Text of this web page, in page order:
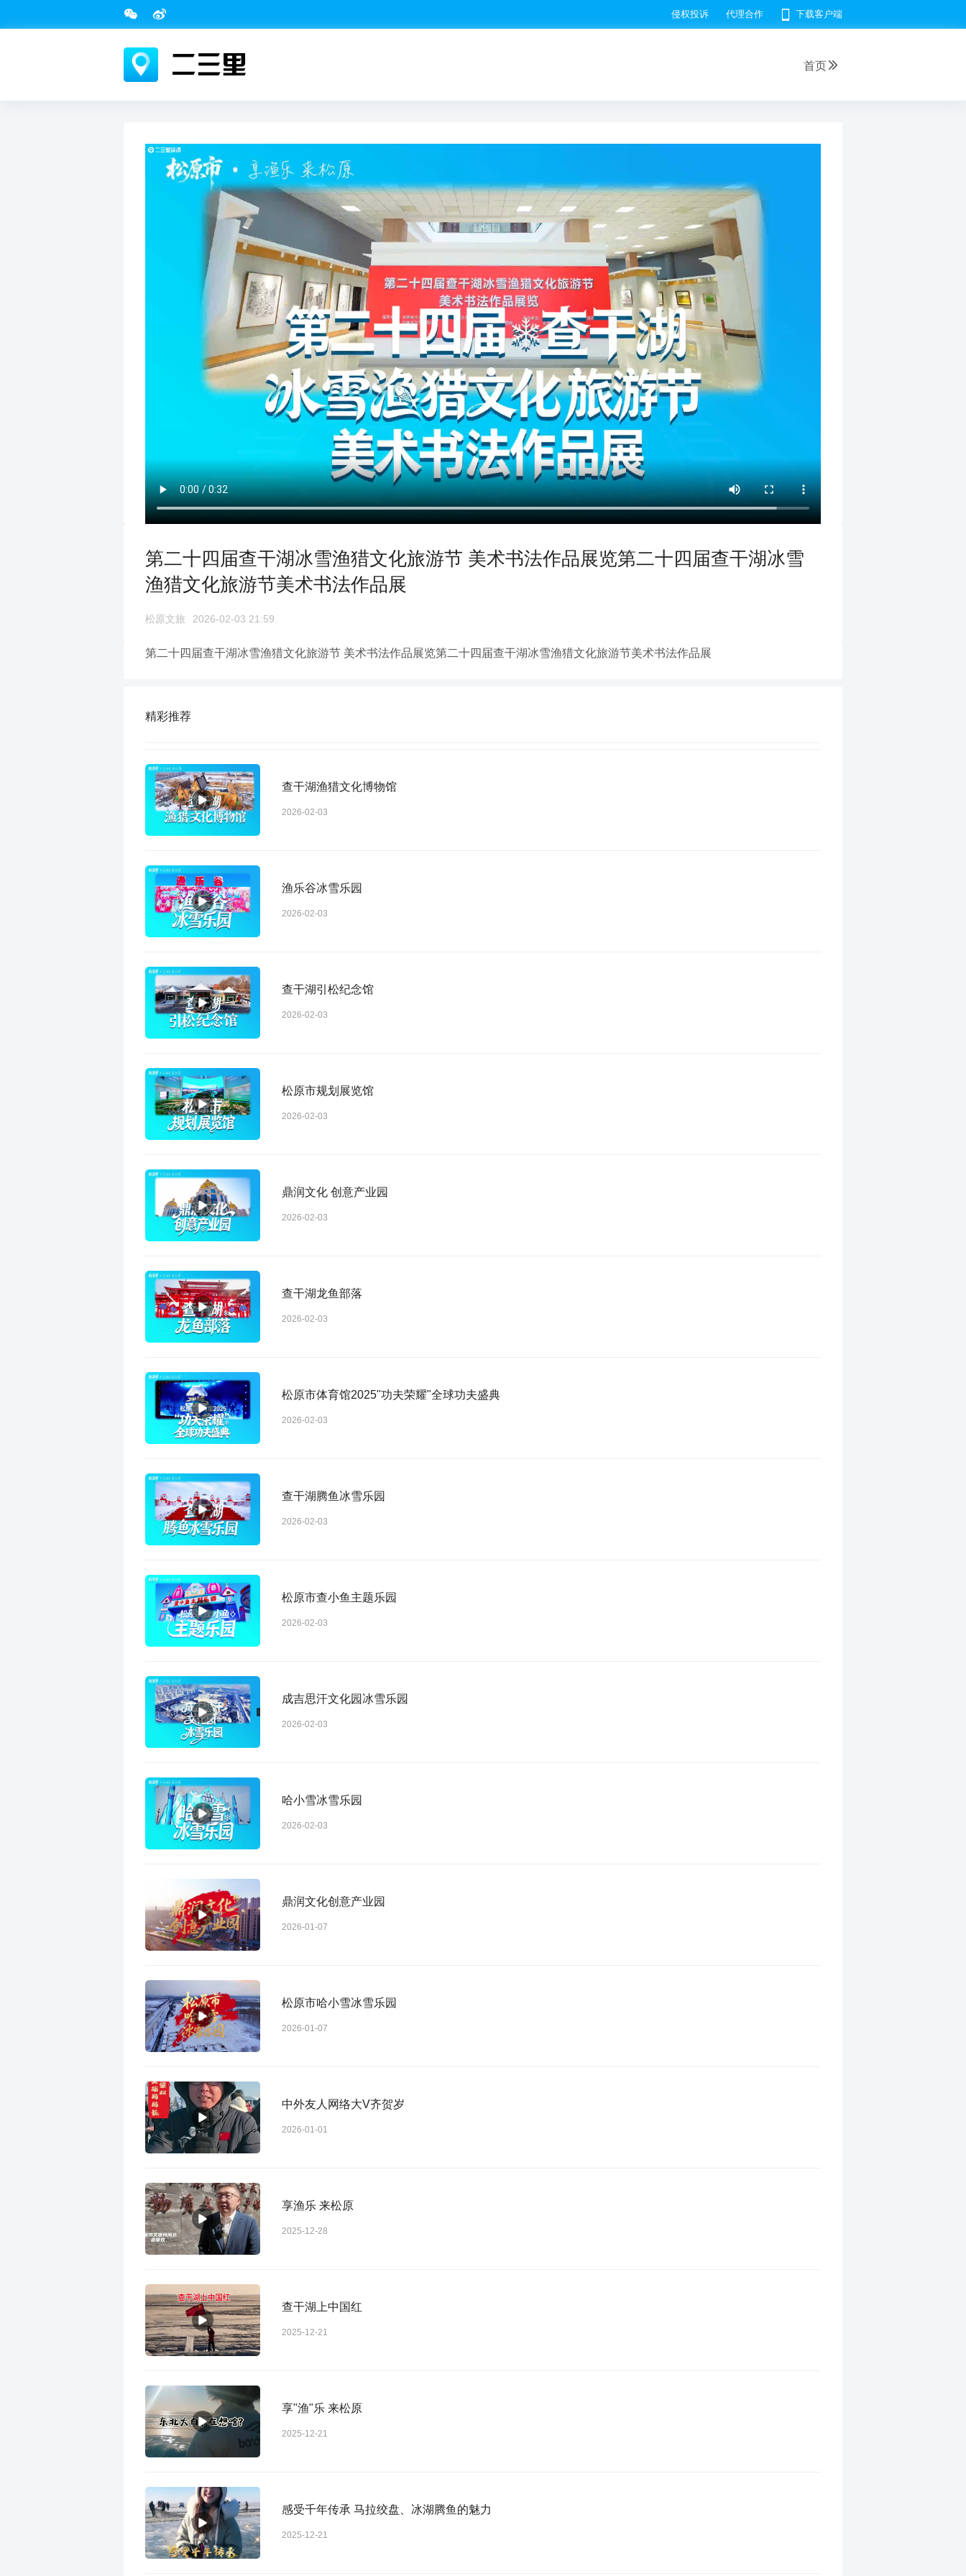
侵权投诉 代理合作 下载客户端
首页
第二十四届查干湖冰雪渔猎文化旅游节 美术书法作品展览第二十四届查干湖冰雪
渔猎文化旅游节美术书法作品展
松原文旅 2026-02-03 21:59
第二十四届查干湖冰雪渔猎文化旅游节 美术书法作品展览第二十四届查干湖冰雪渔猎文化旅游节美术书法作品展
精彩推荐
查干湖渔猎文化博物馆
2026-02-03
渔乐谷冰雪乐园
2026-02-03
查干湖引松纪念馆
2026-02-03
松原市规划展览馆
2026-02-03
鼎润文化 创意产业园
2026-02-03
查干湖龙鱼部落
2026-02-03
松原市体育馆2025"功夫荣耀"全球功夫盛典
2026-02-03
查干湖腾鱼冰雪乐园
2026-02-03
松原市查小鱼主题乐园
2026-02-03
成吉思汗文化园冰雪乐园
2026-02-03
哈小雪冰雪乐园
2026-02-03
鼎润文化创意产业园
2026-01-07
松原市哈小雪冰雪乐园
2026-01-07
中外友人网络大V齐贺岁
2026-01-01
享渔乐 来松原
2025-12-28
查干湖上中国红
2025-12-21
享"渔"乐 来松原
2025-12-21
感受千年传承 马拉绞盘、冰湖腾鱼的魅力
2025-12-21